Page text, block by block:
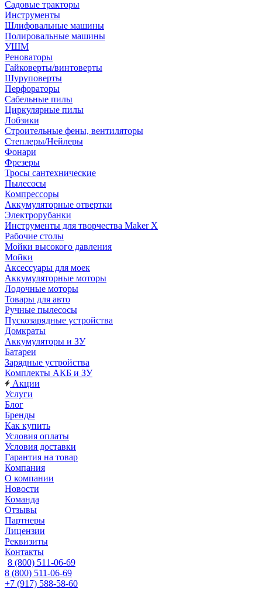
Садовые тракторы
Инструменты
Шлифовальные машины
Полировальные машины
УШМ
Реноваторы
Гайковерты/винтоверты
Шуруповерты
Перфораторы
Сабельные пилы
Циркулярные пилы
Лобзики
Строительные фены, вентиляторы
Степлеры/Нейлеры
Фонари
Фрезеры
Тросы сантехнические
Пылесосы
Компрессоры
Аккумуляторные отвертки
Электрорубанки
Инструменты для творчества Maker X
Рабочие столы
Мойки высокого давления
Мойки
Аксессуары для моек
Аккумуляторные моторы
Лодочные моторы
Товары для авто
Ручные пылесосы
Пускозарядные устройства
Домкраты
Аккумуляторы и ЗУ
Батареи
Зарядные устройства
Комплекты АКБ и ЗУ
Акции
Услуги
Блог
Бренды
Как купить
Условия оплаты
Условия доставки
Гарантия на товар
Компания
О компании
Новости
Команда
Отзывы
Партнеры
Лицензии
Реквизиты
Контакты
8 (800) 511-06-69
8 (800) 511-06-69
+7 (917) 588-58-60